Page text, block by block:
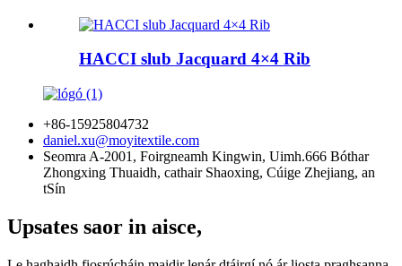
HACCI slub Jacquard 4×4 Rib
+86-15925804732
daniel.xu@moyitextile.com
Seomra A-2001, Foirgneamh Kingwin, Uimh.666 Bóthar
Zhongxing Thuaidh, cathair Shaoxing, Cúige Zhejiang, an
tSín
Upsates saor in aisce,